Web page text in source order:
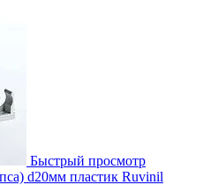
Быстрый просмотр
d20мм пластик Ruvinil